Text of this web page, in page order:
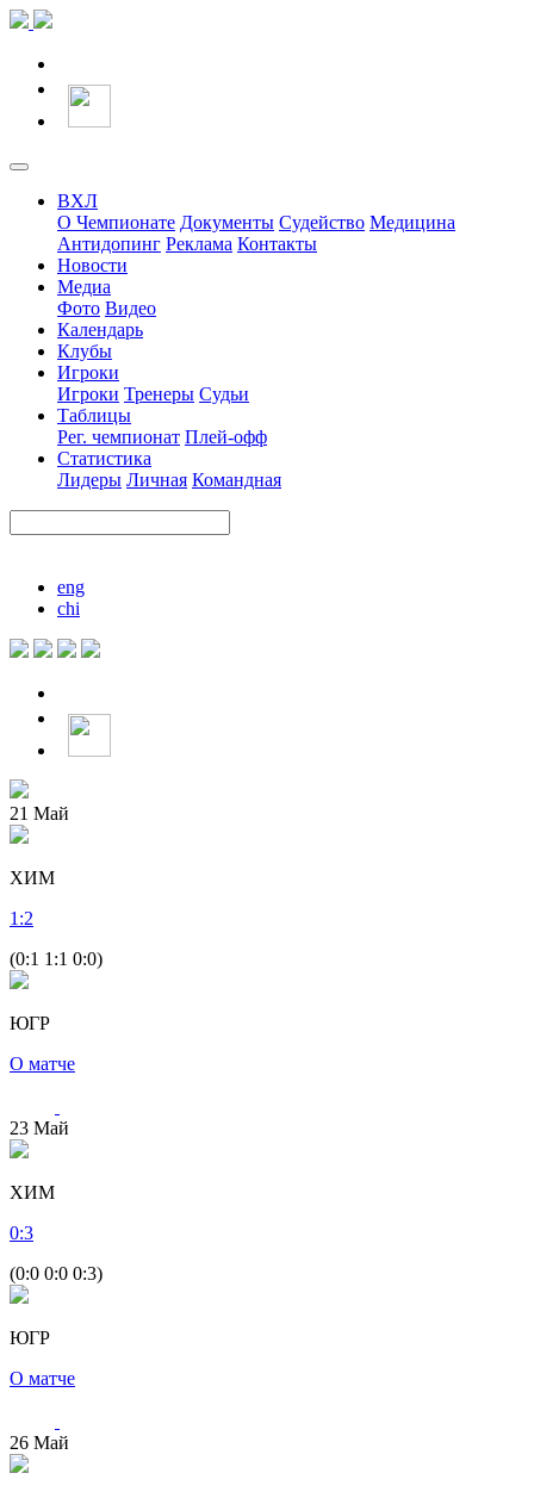
ВХЛ
О Чемпионате Документы Судейство Медицина
Антидопинг Реклама Контакты
Новости
Медиа
Фото Видео
Календарь
Клубы
Игроки
Игроки Тренеры Судьи
Таблицы
Рег. чемпионат Плей-офф
Статистика
Лидеры Личная Командная
eng
chi
21 Май
ХИМ
1 :2
(0:1 1:1 0:0)
ЮГР
О матче
23 Май
ХИМ
0:3
(0:0 0:0 0:3)
ЮГР
О матче
26 Май